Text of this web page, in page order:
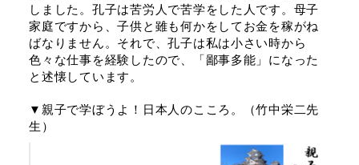
しました。孔子は苦労人で苦学をした人です。母子
家庭ですから、子供と雖も何かをしてお金を稼がね
ばなりません。それで、孔子は私は小さい時から
色々な仕事を経験したので、「鄙事多能」になった
と述懐しています。
▼親子で学ぼうよ！日本人のこころ。（竹中栄二先
生）